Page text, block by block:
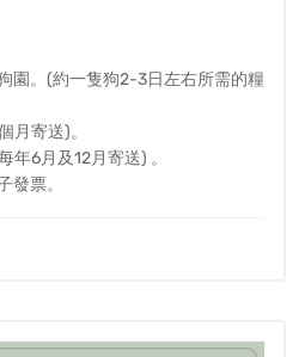
計所需要的飼料數量，便能依
要的地方。不僅僅是為了減輕
園。(約一隻狗2-3日左右所需的糧
月寄送)。
年6月及12月寄送) 。
發票。